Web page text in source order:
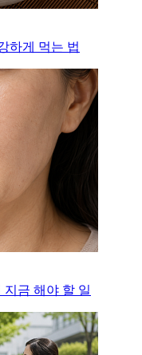
하게 먹는 법
금 해야 할 일